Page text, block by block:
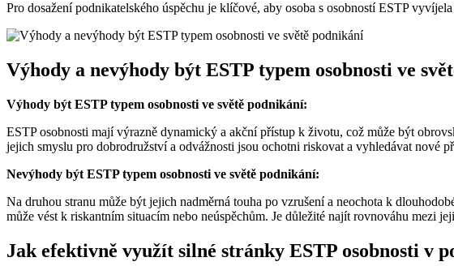
Pro dosažení podnikatelského úspěchu je klíčové, aby osoba s osobností ESTP
Výhody a nevýhody být ESTP typem osobnosti ve
Výhody být ESTP typem osobnosti ve světě podnikání:
ESTP osobnosti mají výrazně dynamický a akční přístup k životu, což může být
jejich smyslu pro dobrodružství a odvážnosti jsou ochotni riskovat a vyhledávat nové
Nevýhody být ESTP typem osobnosti ve světě podnikání:
Na druhou stranu může být jejich nadměrná touha po vzrušení a neochota k
může vést k riskantním situacím nebo neúspěchům. Je důležité najít rovnováhu mezi
Jak efektivně využít silné stránky ESTP osobnosti v